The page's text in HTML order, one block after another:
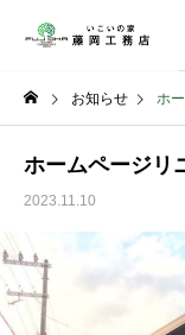
お知らせ ホ
ホームページリ
2023.11.10